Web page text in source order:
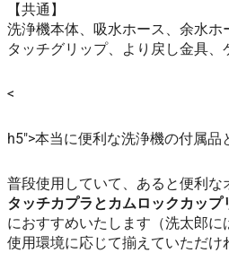
【共通】
洗浄機本体、吸水ホース、余水
タッチグリップ、より戻し金具、
<
h5″>本当に便利な洗浄機の付属品
普段使用していて、あると便利な
タッチカプラとカムロックカップ
におすすめいたします（洗太郎に
使用環境に応じて揃えていただけ